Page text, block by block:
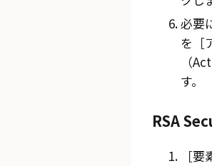
必要
を
（
す。
RSA
要